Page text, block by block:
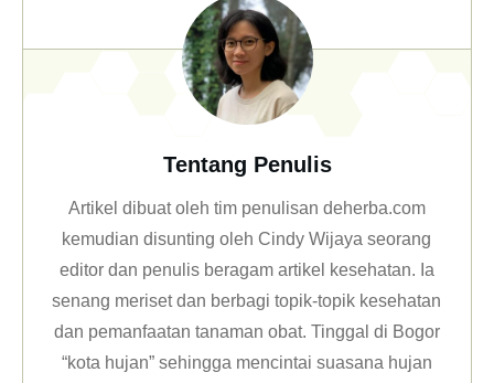
Tentang Penulis
Artikel dibuat oleh tim penulisan deherba.com
kemudian disunting oleh Cindy Wijaya seorang
editor dan penulis beragam artikel kesehatan. Ia
senang meriset dan berbagi topik-topik kesehatan
dan pemanfaatan tanaman obat. Tinggal di Bogor
“kota hujan” sehingga mencintai suasana hujan